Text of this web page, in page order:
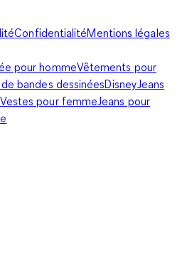
ConfidentialitéMentions légales
pour hommeVêtements pour
bandes dessinéesDisney Jeans
Vestes pour femme Jeans pour